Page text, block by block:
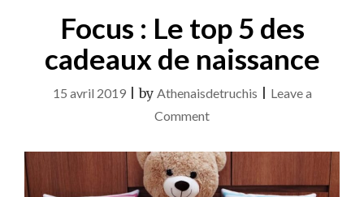
Focus : Le top 5 des
cadeaux de naissance
15 avril 2019|by Athenaisdetruchis
Leave a
Commenton
:
Le